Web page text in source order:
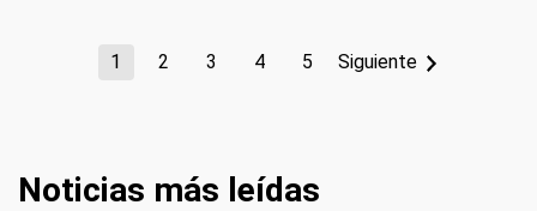
1 2 3 4 5 Siguiente
Noticias más leídas